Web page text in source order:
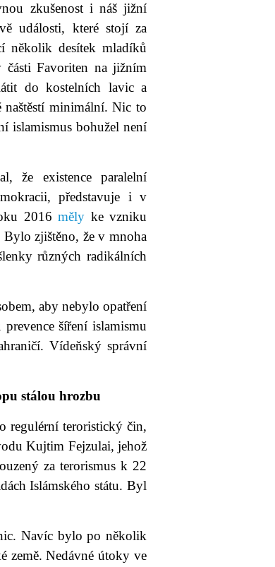
zkušenost i náš jižní
události, které stojí za
několik desítek mladíků
části Favoriten na jižním
do kostelních lavic a
minimální. Nic to
islamismus bohužel není
že existence paralelní
představuje i v
2016 měly ke vzniku
zjištěno, že v mnoha
různých radikálních
aby nebylo opatření
šíření islamismu
Vídeňský správní
stálou hrozbu
regulérní teroristický čin,
Kujtim Fejzulai, jehož
za terorismus k 22
Islámského státu. Byl
Navíc bylo po několik
země. Nedávné útoky ve